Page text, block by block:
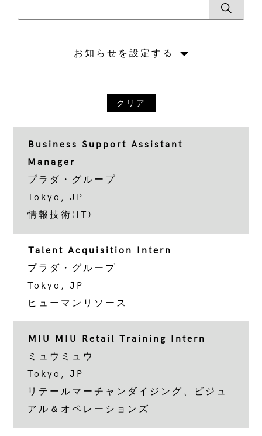
お知らせを設定する
クリア
Business Support Assistant
Manager
プラダ・グループ
Tokyo, JP
情報技術(IT)
Talent Acquisition Intern
プラダ・グループ
Tokyo, JP
ヒューマンリソース
MIU MIU Retail Training Intern
ミュウミュウ
Tokyo, JP
リテールマーチャンダイジング、ビジュ
アル＆オペレーションズ